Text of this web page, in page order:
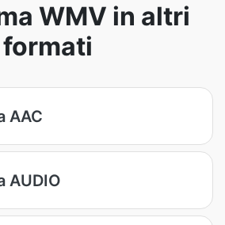
WMV in altri
formati
AAC
AUDIO